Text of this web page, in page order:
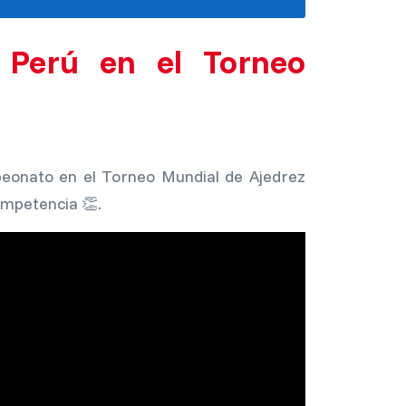
en el Torneo
en el Torneo Mundial de Ajedrez
👏.